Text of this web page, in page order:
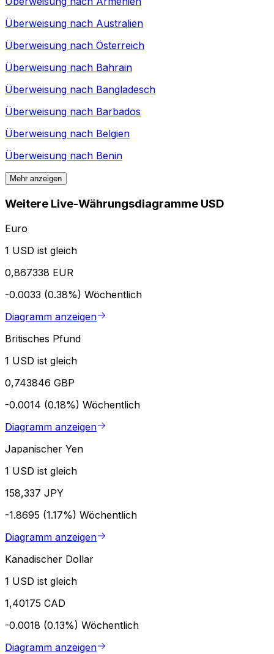
Überweisung nach Australien
Überweisung nach Österreich
Überweisung nach Bahrain
Überweisung nach Bangladesch
Überweisung nach Barbados
Überweisung nach Belgien
Überweisung nach Benin
Mehr anzeigen
Weitere Live-Währungsdiagramme USD
Euro
1 USD ist gleich
0,867338 EUR
-0.0033 (0.38%) Wöchentlich
Diagramm anzeigen
Britisches Pfund
1 USD ist gleich
0,743846 GBP
-0.0014 (0.18%) Wöchentlich
Diagramm anzeigen
Japanischer Yen
1 USD ist gleich
158,337 JPY
-1.8695 (1.17%) Wöchentlich
Diagramm anzeigen
Kanadischer Dollar
1 USD ist gleich
1,40175 CAD
-0.0018 (0.13%) Wöchentlich
Diagramm anzeigen